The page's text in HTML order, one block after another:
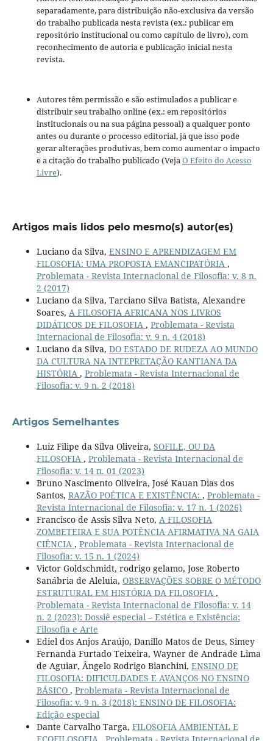
separadamente, para distribuição não-exclusiva da versão
do trabalho publicada nesta revista (ex.: publicar em
repositório institucional ou como capítulo de livro), com
reconhecimento de autoria e publicação inicial nesta
revista.
Autores têm permissão e são estimulados a publicar e
distribuir seu trabalho online (ex.: em repositórios
institucionais ou na sua página pessoal) a qualquer ponto
antes ou durante o processo editorial, já que isso pode
gerar alterações produtivas, bem como aumentar o impacto
e a citação do trabalho publicado (VejaO Efeito do Acesso
Livre).
Artigos mais lidos pelo mesmo(s) autor(es)
Luciano da Silva, ENSINO E APRENDIZAGEM EM
FILOSOFIA: UMA PROPOSTA EMANCIPATÓRIA ,
Problemata - Revista Internacional de Filosofia: v. 8 n.
2 (2017)
Luciano da Silva, Tarciano Silva Batista, Alexandre
Soares, A FILOSOFIA AFRICANA NOS LIVROS
DIDÁTICOS DE FILOSOFIA , Problemata - Revista
Internacional de Filosofia: v. 9 n. 4 (2018)
Luciano da Silva, DO ESTADO DE RUDEZA AO MUNDO
DA CULTURA NA INTEPRETAÇÃO KANTIANA DA
HISTÓRIA , Problemata - Revista Internacional de
Filosofia: v. 9 n. 2 (2018)
Artigos Semelhantes
Luiz Filipe da Silva Oliveira, SOFILE, OU DA
FILOSOFIA , Problemata - Revista Internacional de
Filosofia: v. 14 n. 01 (2023)
Bruno Nascimento Oliveira, José Kauan Dias dos
Santos, RAZÃO POÉTICA E EXISTÊNCIA: , Problemata -
Revista Internacional de Filosofia: v. 17 n. 1 (2026)
Francisco de Assis Silva Neto, A FILOSOFIA
ZOMBETEIRA E SUA POTÊNCIA AFIRMATIVA NA GAIA
CIÊNCIA , Problemata - Revista Internacional de
Filosofia: v. 15 n. 1 (2024)
Victor Goldschmidt, rodrigo gelamo, Jose Roberto
Sanábria de Aleluia, OBSERVAÇÕES SOBRE O MÉTODO
ESTRUTURAL EM HISTÓRIA DA FILOSOFIA ,
Problemata - Revista Internacional de Filosofia: v. 14
n. 2 (2023): Dossiê especial – Estética e Existência:
Filosofia e Arte
Ediel dos Anjos Araújo, Danillo Matos de Deus, Simey
Fernanda Furtado Teixeira, Wayner de Andrade Lima
de Aguiar, Ângelo Rodrigo Bianchini, ENSINO DE
FILOSOFIA: DIFICULDADES E AVANÇOS NO ENSINO
BÁSICO , Problemata - Revista Internacional de
Filosofia: v. 9 n. 3 (2018): ENSINO DE FILOSOFIA:
Edição especial
Dante Carvalho Targa, FILOSOFIA AMBIENTAL E